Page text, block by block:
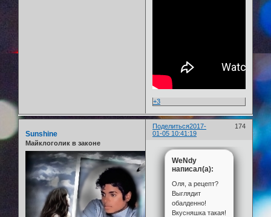
+3
Поделиться 174
2017-
01-05 10:41:19
Sunshine
Майклоголик в законе
WeNdy
написал(а):
Оля, а рецепт?
Выглядит
обалденно!
Вкусняшка такая!